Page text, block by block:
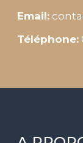
Email:
Téléphone: